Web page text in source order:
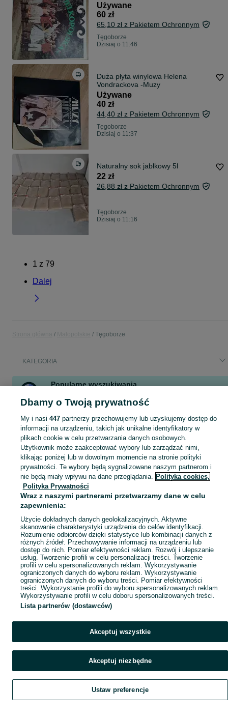
Używane
60 zł
65,10 zł z Pakietem Ochronnym
Tęgoborze
Dzisiaj o 11:46
Duża płyta winylowa Helena
Vondrackova -Muzy
Używane
40 zł
44,40 zł z Pakietem Ochronnym
Tęgoborze
Dzisiaj o 11:37
Naturalny sok jabłkowy 5l
22 zł
26,88 zł z Pakietem Ochronnym
Tęgoborze
Dzisiaj o 11:16
1 z 79
Dalej
Tęgoborze
KATEGORIA
Popularne wyszukiwania
fotelik 0-13 elektryk tunele foliowe
monitor 360
Skorzystaj z największego serwisu ogłoszeniowego - Tęgoborze i okolice! Kupuj to, czego pragniesz i sprzedawaj to, czego już nie potrzebujesz!
Mapa kategorii
Mapa miejscowości
Mapa ministron
Popularne wyszukiwania
Szukaj Obserwujesz Dodaj Czat Konto
Dbamy o Twoją prywatność
My i nasi 447partnerzy przechowujemy lub uzyskujemy dostęp do
informacji na urządzeniu, takich jak unikalne identyfikatory w
plikach cookie w celu przetwarzania danych osobowych.
Użytkownik może zaakceptować wybory lub zarządzać nimi,
klikając poniżej lub w dowolnym momencie na stronie polityki
prywatności. Te wybory będą sygnalizowane naszym partnerom i
nie będą miały wpływu na dane przeglądania. Polityka cookies,
Polityka Prywatności
Wraz z naszymi partnerami przetwarzamy dane w celu
zapewnienia:
Użycie dokładnych danych geolokalizacyjnych. Aktywne
skanowanie charakterystyki urządzenia do celów identyfikacji.
Rozumienie odbiorców dzięki statystyce lub kombinacji danych z
różnych źródeł. Przechowywanie informacji na urządzeniu lub
dostęp do nich. Pomiar efektywności reklam. Rozwój i ulepszanie
usług. Tworzenie profili w celu personalizacji treści. Tworzenie
profili w celu spersonalizowanych reklam. Wykorzystywanie
ograniczonych danych do wyboru reklam. Wykorzystywanie
ograniczonych danych do wyboru treści. Pomiar efektywności
treści. Wykorzystanie profili do wyboru spersonalizowanych reklam.
Wykorzystywanie profili w celu doboru spersonalizowanych treści.
Lista partnerów (dostawców)
Akceptuj wszystkie
Akceptuj niezbędne
Ustaw preferencje